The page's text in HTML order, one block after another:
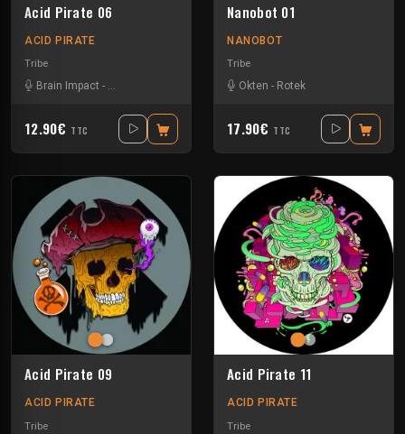
Acid Pirate 06
ACID PIRATE
Tribe
Brain Impact - El Desperado
12.90€ TTC
Nanobot 01
NANOBOT
Tribe
Okten - Rotek
17.90€ TTC
Acid Pirate 09
ACID PIRATE
Tribe
Acid Pirate 11
ACID PIRATE
Tribe